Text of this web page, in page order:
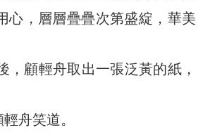
心，層層疊疊次第盛綻，華美
，顧輕舟取出一張泛黃的紙，
舟笑道。